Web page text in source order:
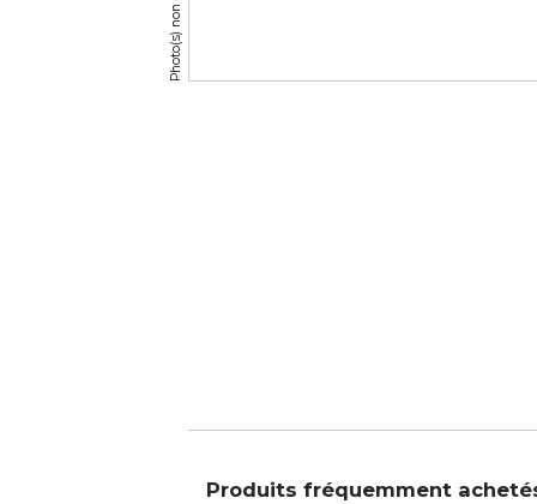
Produits fréquemment